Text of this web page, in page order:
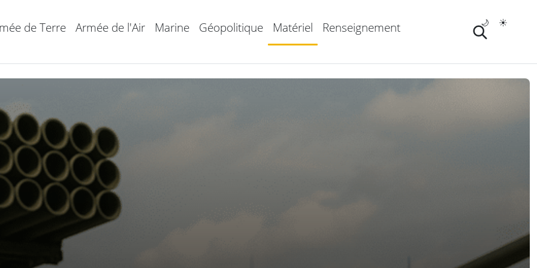
de Terre Armée de l'Air Marine Géopolitique Matériel Renseignement ☀️
🌙